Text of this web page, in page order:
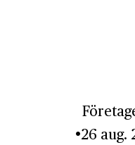
26 aug.